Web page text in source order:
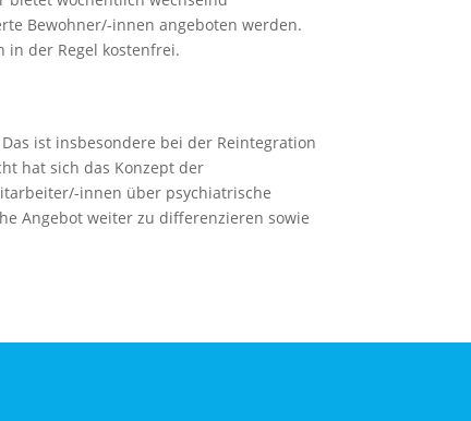
Bewohner/-innen angeboten werden.
in der Regel kostenfrei.
ist insbesondere bei der Reintegration
hat sich das Konzept der
innen über psychiatrische
Angebot weiter zu differenzieren sowie